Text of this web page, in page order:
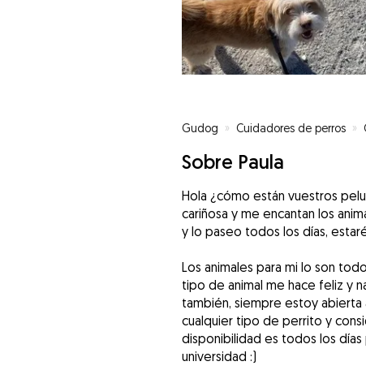
Gudog » Cuidadores de perros »
Sobre Paula
Hola ¿cómo están vuestros
cariñosa y me encantan los
y lo paseo todos los días,
Los animales para mi lo son
tipo de animal me hace feliz y
también, siempre estoy
cualquier tipo de perrito y
disponibilidad es todos los
universidad :)